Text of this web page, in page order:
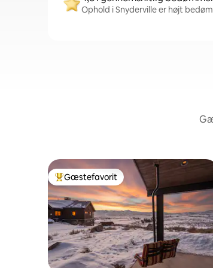
Ophold i Snyderville er højt
Bedste gæstefavorit
Gæstefavorit